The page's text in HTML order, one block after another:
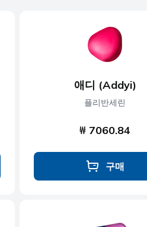
근육 이완제
애디 (Addyi)
플리반세린
₩ 7060.84
구매